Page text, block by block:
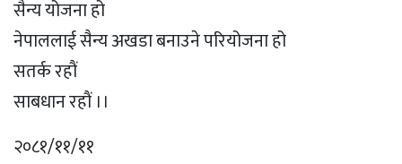
सैन्य योजना हो
नेपाललाई सैन्य अखडा बनाउने परियोजना हो
सतर्क रहाैं
साबधान रहाैं ।।
२०८१/११/११